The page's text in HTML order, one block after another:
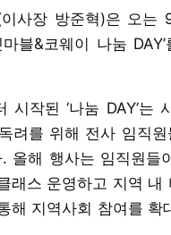
이사장 방준혁)은 오는
블&코웨이 나눔
시작된 ‘나눔 DAY’는
려를 위해 전사 임직원
올해 행사는 임직원들
래스 운영하고 지역 내
해 지역사회 참여를 확